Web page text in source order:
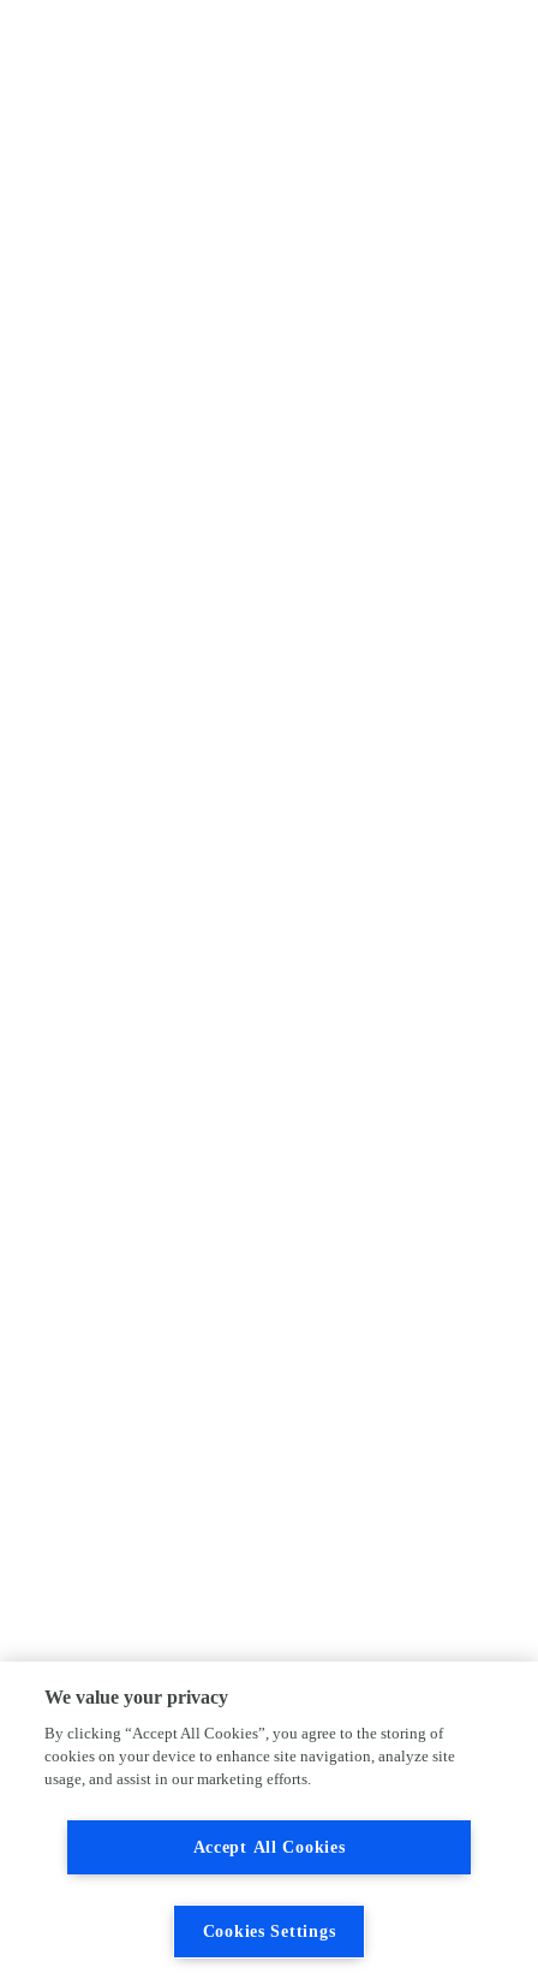
We value your privacy
By clicking “Accept All Cookies”, you agree to the storing of
cookies on your device to enhance site navigation, analyze site
usage, and assist in our marketing efforts.
Accept All Cookies
Cookies Settings